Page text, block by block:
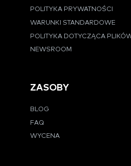
POLITYKA PRYWATNOŚCI
WARUNKI STANDARDOWE
POLITYKA DOTYCZĄCA
NEWSROOM
ZASOBY
BLOG
FAQ
WYCENA